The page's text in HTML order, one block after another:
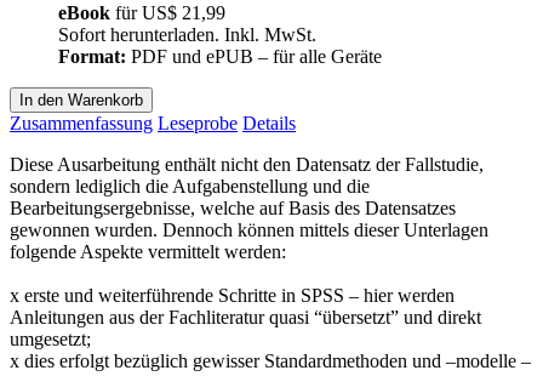
eBook fürUS$ 21,99
Sofort herunterladen. Inkl. MwSt.
Format: PDF und ePUB – für alle Geräte
In den Warenkorb
Zusammenfassung Leseprobe Details
Diese Ausarbeitung enthält nicht den Datensatz der Fallstudie,
sondern lediglich die Aufgabenstellung und die
Bearbeitungsergebnisse, welche auf Basis des Datensatzes
gewonnen wurden. Dennoch können mittels dieser Unterlagen
folgende Aspekte vermittelt werden:
x erste und weiterführende Schritte in SPSS – hier werden
Anleitungen aus der Fachliteratur quasi “übersetzt” und direkt
umgesetzt;
x dies erfolgt bezüglich gewisser Standardmethoden und –modelle –